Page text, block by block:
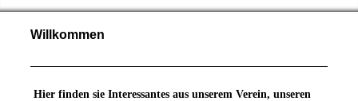
Willkommen
Hier finden sie Interessantes aus unserem Verein, unseren